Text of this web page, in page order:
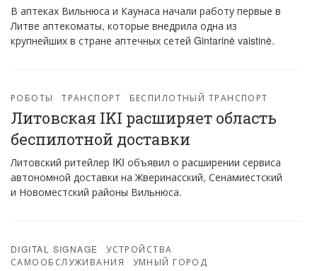
В аптеках Вильнюса и Каунаса начали работу первые в
Литве аптекоматы, которые внедрила одна из
крупнейших в стране аптечных сетей Gintarinė vaistinė.
РОБОТЫ ТРАНСПОРТ БЕСПИЛОТНЫЙ ТРАНСПОРТ
Литовская IKI расширяет область
беспилотной доставки
Литовский ритейлер IKI объявил о расширении сервиса
автономной доставки на Жверинасский, Сенамиестский
и Новоместский районы Вильнюса.
DIGITAL SIGNAGE
УСТРОЙСТВА
САМООБСЛУЖИВАНИЯ
УМНЫЙ ГОРОД